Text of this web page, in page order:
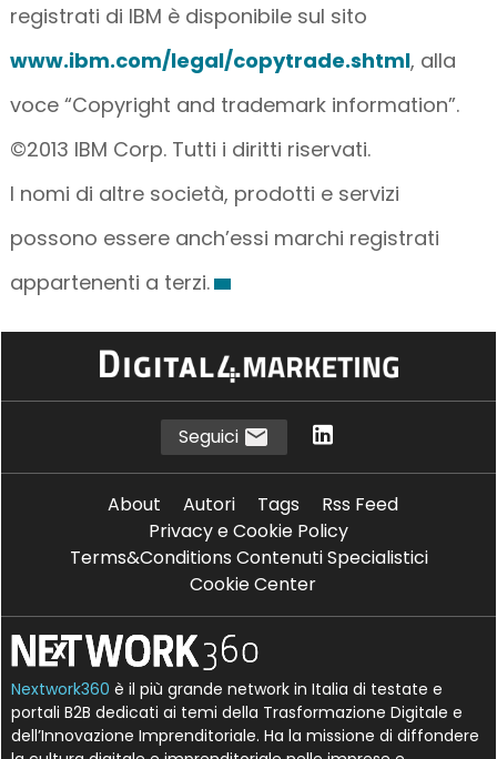
registrati di IBM è disponibile sul sito
www.ibm.com/legal/copytrade.shtml, alla
voce “Copyright and trademark information”.
©2013 IBM Corp. Tutti i diritti riservati.
I nomi di altre società, prodotti e servizi
possono essere anch’essi marchi registrati
appartenenti a terzi.
Seguici
About Autori Tags
Rss Feed
Privacy e Cookie Policy
Terms&Conditions Contenuti Specialistici
Cookie Center
Nextwork360 è il più grande network in Italia di testate e
portali B2B dedicati ai temi della Trasformazione Digitale e
dell’Innovazione Imprenditoriale. Ha la missione di diffondere